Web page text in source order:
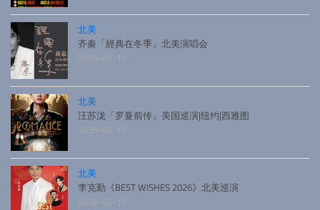
北美
齐秦「經典在冬季」北美演唱会
2026-03-15
北美
汪苏泷「罗曼前传」美国巡演|纽约|西雅图
2026-02-15
北美
李克勤《BEST WISHES 2026》北美巡演
2026-02-15